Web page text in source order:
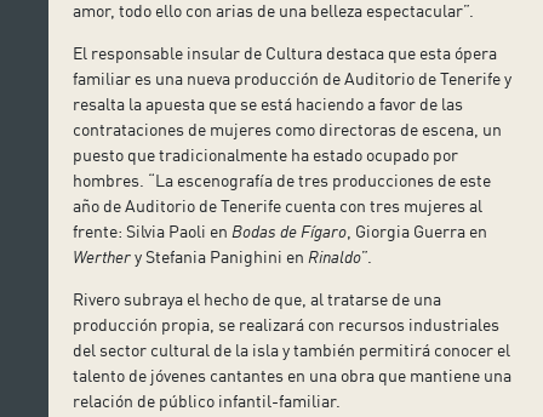
amor, todo ello con arias de una belleza espectacular”.
El responsable insular de Cultura destaca que esta ópera
familiar es una nueva producción de Auditorio de Tenerife y
resalta la apuesta que se está haciendo a favor de las
contrataciones de mujeres como directoras de escena, un
puesto que tradicionalmente ha estado ocupado por
hombres. “La escenografía de tres producciones de este
año de Auditorio de Tenerife cuenta con tres mujeres al
frente: Silvia Paoli en Bodas de Fígaro , Giorgia Guerra en
Werthery Stefania Panighini en Rinaldo”.
Rivero subraya el hecho de que, al tratarse de una
producción propia, se realizará con recursos industriales
del sector cultural de la isla y también permitirá conocer el
talento de jóvenes cantantes en una obra que mantiene una
relación de público infantil-familiar.